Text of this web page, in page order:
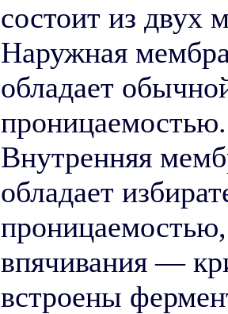
состоит из двух
Наружная
обладает
проницаемостью.
Внутренняя
обладает
впячивания —
встроены